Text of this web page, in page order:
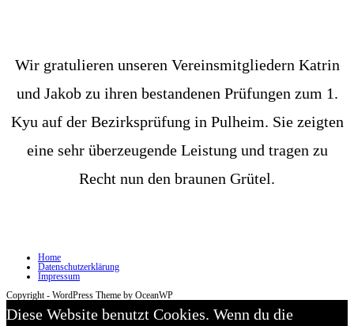
Wir gratulieren unseren Vereinsmitgliedern Katrin
und Jakob zu ihren bestandenen Prüfungen zum 1.
Kyu auf der Bezirksprüfung in Pulheim. Sie zeigten
eine sehr überzeugende Leistung und tragen zu
Recht nun den braunen Grütel.
Home
Datenschutzerklärung
Impressum
Copyright - WordPress Theme by OceanWP
Diese Website benutzt Cookies. Wenn du die